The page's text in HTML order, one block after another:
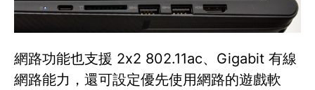
網路功能也支援 2x2 802.11ac、Gigabit 有線
網路能力，還可設定優先使用網路的遊戲軟